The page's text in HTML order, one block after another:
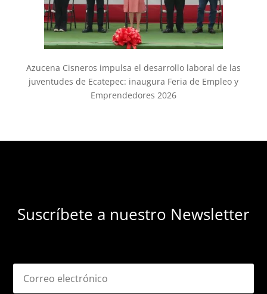
Azucena Cisneros impulsa el desarrollo laboral de las
juventudes de Ecatepec: inaugura Feria de Empleo y
Emprendedores 2026
Suscríbete a nuestro Newsletter